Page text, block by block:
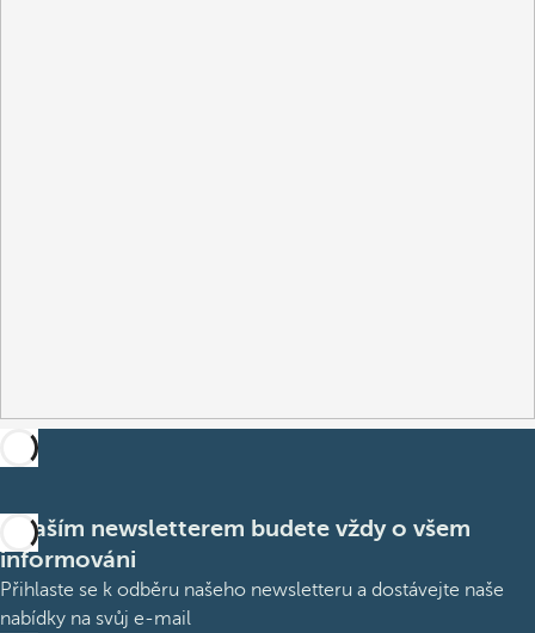
S naším newsletterem budete vždy o všem
informováni
Přihlaste se k odběru našeho newsletteru a dostávejte naše
nabídky na svůj e-mail